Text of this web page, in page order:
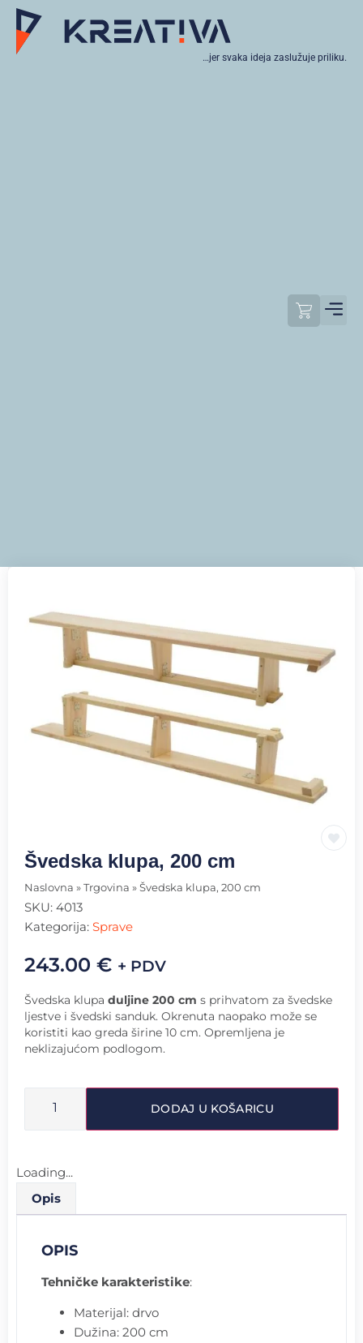
…jer svaka ideja zaslužuje priliku.
Švedska klupa, 200 cm
Naslovna » Trgovina » Švedska klupa, 200 cm
SKU: 4013
Kategorija: Sprave
243.00 € + PDV
Švedska klupa duljine 200 cm s prihvatom za švedske
ljestve i švedski sanduk. Okrenuta naopako može se
koristiti kao greda širine 10 cm. Opremljena je
neklizajućom podlogom.
DODAJ U KOŠARICU
Loading...
Opis
OPIS
Tehničke karakteristike:
Materijal: drvo
Dužina: 200 cm